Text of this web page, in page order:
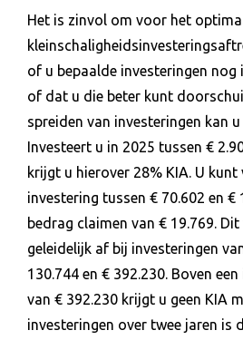
Het is zinvol om voor het
of u bepaalde investeringen nog
of dat u die beter kunt
spreiden van investeringen kan u
Investeert u in 2025 tussen €
krijgt u hierover 28% KIA. U
investering tussen € 70.602 en €
bedrag claimen van € 19.769.
geleidelijk af bij investeringen
130.744 en € 392.230. Boven
van € 392.230 krijgt u geen KIA
investeringen over twee jaren is